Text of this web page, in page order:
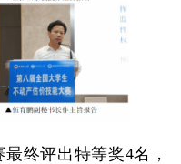
终评出特等奖4名，